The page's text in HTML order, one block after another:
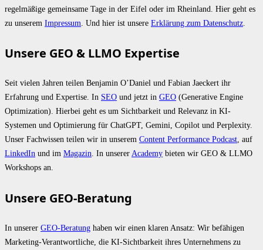
regelmäßige gemeinsame Tage in der Eifel oder im Rheinland. Hier geht es
zu unserem Impressum . Und hier ist unsere Erklärung zum Datenschutz
Unsere GEO & LLMO Expertise
Seit vielen Jahren teilen Benjamin O’Daniel und Fabian Jaeckert ihr
Erfahrung und Expertise. In SEO und jetzt in GEO (Generative Engine
Optimization). Hierbei geht es um Sichtbarkeit und Relevanz in KI-
Systemen und Optimierung für ChatGPT, Gemini, Copilot und Perplexity.
Unser Fachwissen teilen wir in unserem Content Performance Podcast , auf
LinkedIn und im Magazin . In unserer Academy bieten wir GEO & LLMO
Workshops an.
Unsere GEO-Beratung
In unserer GEO-Beratung haben wir einen klaren Ansatz: Wir befähigen
Marketing-Verantwortliche, die KI-Sichtbarkeit ihres Unternehmens zu